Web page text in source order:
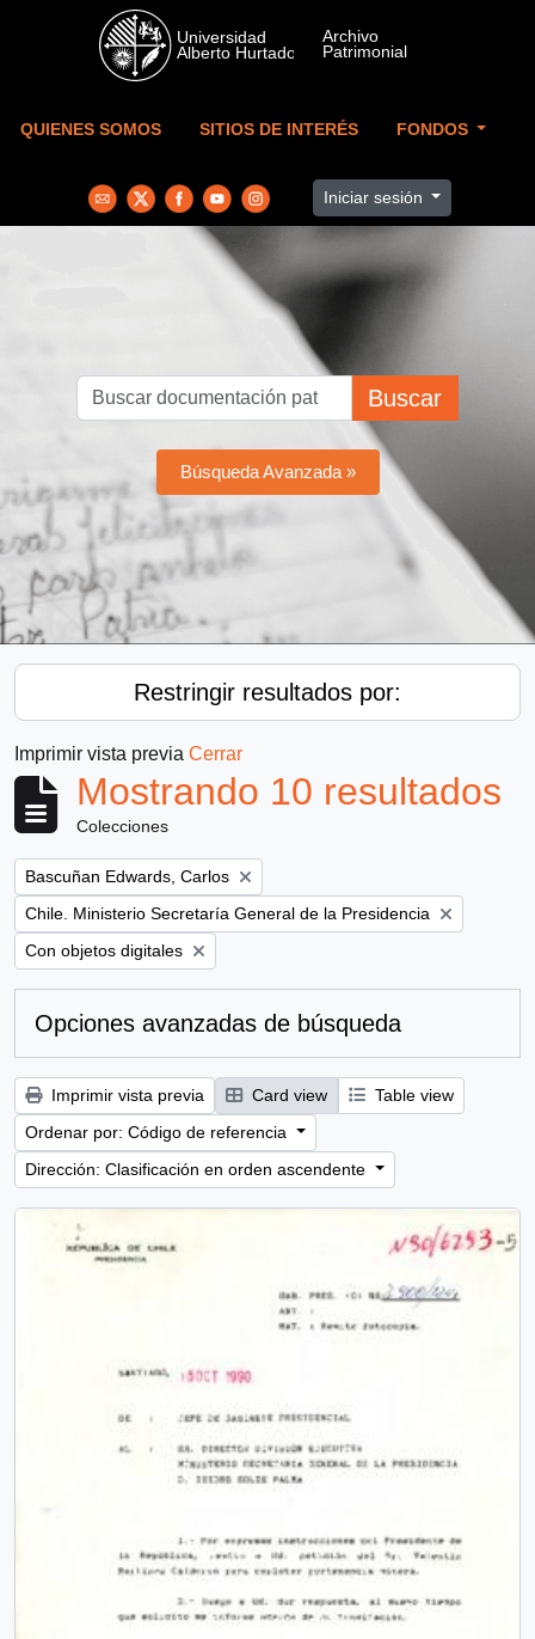
Skip to main content
QUIENES SOMOS SITIOS DE INTERÉS FONDOS
Iniciar sesión
Buscar
Búsqueda Avanzada »
Restringir resultados por:
Imprimir vista previa Cerrar
Mostrando 10 resultados
Colecciones
Remove filter:
Bascuñan Edwards, Carlos
Remove filter:
Chile. Ministerio Secretaría General de la Presidencia
Remove filter:
Con objetos digitales
Opciones avanzadas de búsqueda
Imprimir vista previa Card view
Table view
Ordenar por: Código de referencia
Dirección: Clasificación en orden ascendente